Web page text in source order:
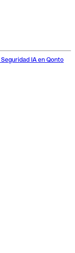
Seguridad IA en Qonto